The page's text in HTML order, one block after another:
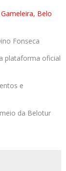
Belo
Fonseca
plataforma oficial
e
da Belotur